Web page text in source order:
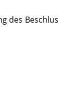
des